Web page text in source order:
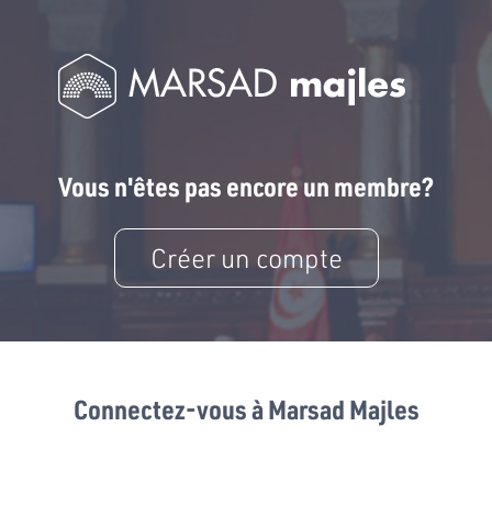
Vous n'êtes pas encore un membre?
Créer un compte
Connectez-vous à Marsad Majles